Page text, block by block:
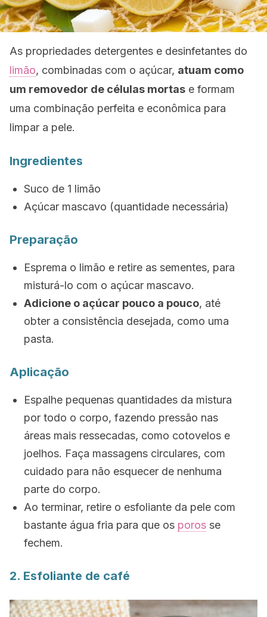
As propriedades detergentes e desinfetantes do
limão, combinadas com o açúcar, atuam como
um removedor de células mortas e formam
uma combinação perfeita e econômica para
limpar a pele.
Ingredientes
Suco de 1 limão
Açúcar mascavo (quantidade necessária)
Preparação
Esprema o limão e retire as sementes, para
misturá-lo com o açúcar mascavo.
Adicione o açúcar pouco a pouco, até
obter a consistência desejada, como uma
pasta.
Aplicação
Espalhe pequenas quantidades da mistura
por todo o corpo, fazendo pressão nas
áreas mais ressecadas, como cotovelos e
joelhos. Faça massagens circulares, com
cuidado para não esquecer de nenhuma
parte do corpo.
Ao terminar, retire o esfoliante da pele com
bastante água fria para que os poros se
fechem.
2. Esfoliante de café